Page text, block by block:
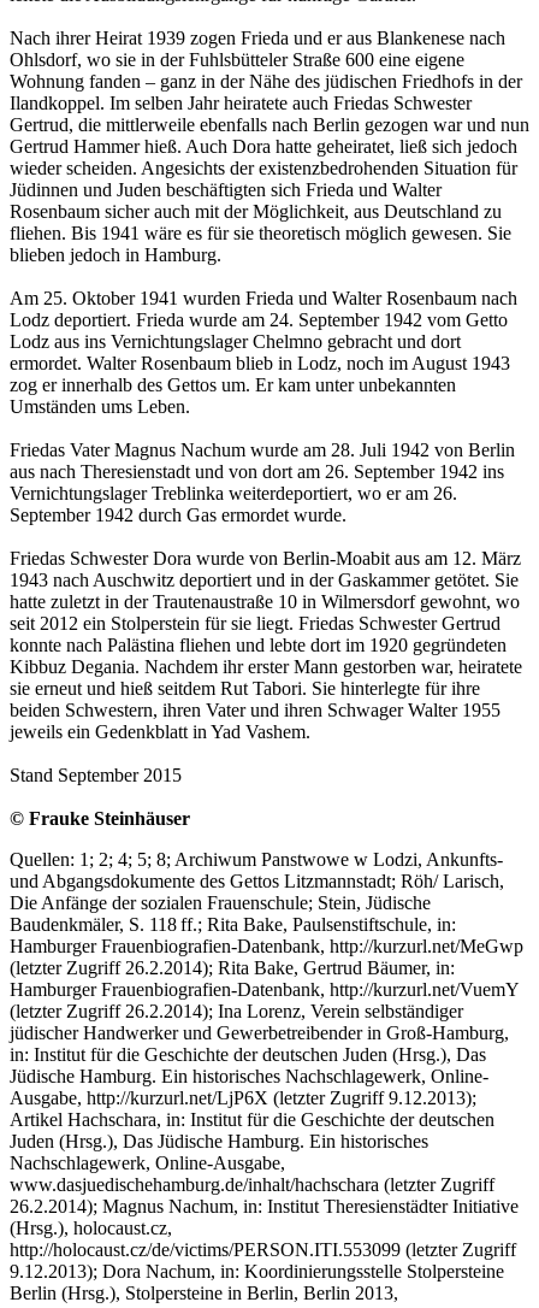
Nach ihrer Heirat 1939 zogen Frieda und er aus Blankenese nach
Ohlsdorf, wo sie in der Fuhlsbütteler Straße 600 eine eigene
Wohnung fanden – ganz in der Nähe des jüdischen Friedhofs in der
Ilandkoppel. Im selben Jahr heiratete auch Friedas Schwester
Gertrud, die mittlerweile ebenfalls nach Berlin gezogen war und nun
Gertrud Hammer hieß. Auch Dora hatte geheiratet, ließ sich jedoch
wieder scheiden. Angesichts der existenzbedrohenden Situation für
Jüdinnen und Juden beschäftigten sich Frieda und Walter
Rosenbaum sicher auch mit der Möglichkeit, aus Deutschland zu
fliehen. Bis 1941 wäre es für sie theoretisch möglich gewesen. Sie
blieben jedoch in Hamburg.
Am 25. Oktober 1941 wurden Frieda und Walter Rosenbaum nach
Lodz deportiert. Frieda wurde am 24. September 1942 vom Getto
Lodz aus ins Vernichtungslager Chelmno gebracht und dort
ermordet. Walter Rosenbaum blieb in Lodz, noch im August 1943
zog er innerhalb des Gettos um. Er kam unter unbekannten
Umständen ums Leben.
Friedas Vater Magnus Nachum wurde am 28. Juli 1942 von Berlin
aus nach Theresienstadt und von dort am 26. September 1942 ins
Vernichtungslager Treblinka weiterdeportiert, wo er am 26.
September 1942 durch Gas ermordet wurde.
Friedas Schwester Dora wurde von Berlin-Moabit aus am 12. März
1943 nach Auschwitz deportiert und in der Gaskammer getötet. Sie
hatte zuletzt in der Trautenaustraße 10 in Wilmersdorf gewohnt, wo
seit 2012 ein Stolperstein für sie liegt. Friedas Schwester Gertrud
konnte nach Palästina fliehen und lebte dort im 1920 gegründeten
Kibbuz Degania. Nachdem ihr erster Mann gestorben war, heiratete
sie erneut und hieß seitdem Rut Tabori. Sie hinterlegte für ihre
beiden Schwestern, ihren Vater und ihren Schwager Walter 1955
jeweils ein Gedenkblatt in Yad Vashem.
Stand September 2015
© Frauke Steinhäuser
Quellen: 1; 2; 4; 5; 8; Archiwum Panstwowe w Lodzi, Ankunfts-
und Abgangsdokumente des Gettos Litzmannstadt; Röh/ Larisch,
Die Anfänge der sozialen Frauenschule; Stein, Jüdische
Baudenkmäler, S. 118 ff.; Rita Bake, Paulsenstiftschule, in:
Hamburger Frauenbiografien-Datenbank, http://kurzurl.net/MeGwp
(letzter Zugriff 26.2.2014); Rita Bake, Gertrud Bäumer, in:
Hamburger Frauenbiografien-Datenbank, http://kurzurl.net/VuemY
(letzter Zugriff 26.2.2014); Ina Lorenz, Verein selbständiger
jüdischer Handwerker und Gewerbetreibender in Groß-Hamburg,
in: Institut für die Geschichte der deutschen Juden (Hrsg.), Das
Jüdische Hamburg. Ein historisches Nachschlagewerk, Online-
Ausgabe, http://kurzurl.net/LjP6X (letzter Zugriff 9.12.2013);
Artikel Hachschara, in: Institut für die Geschichte der deutschen
Juden (Hrsg.), Das Jüdische Hamburg. Ein historisches
Nachschlagewerk, Online-Ausgabe,
www.dasjuedischehamburg.de/inhalt/hachschara (letzter Zugriff
26.2.2014); Magnus Nachum, in: Institut Theresienstädter Initiative
(Hrsg.), holocaust.cz,
http://holocaust.cz/de/victims/PERSON.ITI.553099 (letzter Zugriff
9.12.2013); Dora Nachum, in: Koordinierungsstelle Stolpersteine
Berlin (Hrsg.), Stolpersteine in Berlin, Berlin 2013,